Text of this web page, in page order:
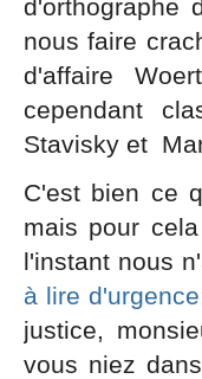
d'orthographe
nous faire
d'affaire
cependant
Stavisky et
C'est bien ce
mais pour
l'instant nous
à lire
justice,
vous niez